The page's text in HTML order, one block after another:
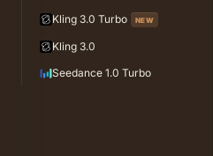
Kling 3.0 Turbo
NEW
Kling 3.0
Seedance 1.0 Turbo